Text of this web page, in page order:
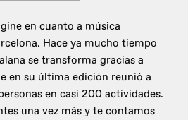
en cuanto a música
Hace ya mucho tiempo
se transforma gracias a
en su última edición reunió a
en casi 200 actividades.
una vez más y te contamos